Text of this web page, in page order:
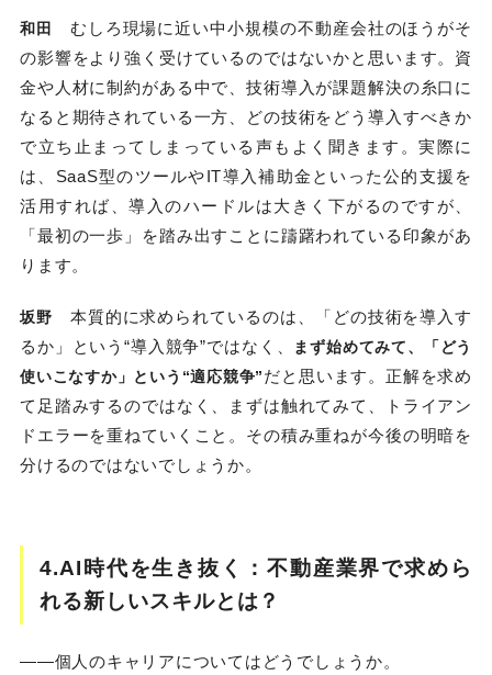
和田
むしろ現場に近い中小規模の不動産会社のほうがそ
の影響をより強く受けているのではないかと思います。資
金や人材に制約がある中で、技術導入が課題解決の糸口に
なると期待されている一方、どの技術をどう導入すべきか
で立ち止まってしまっている声もよく聞きます。実際に
は、SaaS型のツールやIT導入補助金といった公的支援を
活用すれば、導入のハードルは大きく下がるのですが、
「最初の一歩」を踏み出すことに躊躇われている印象があ
ります。
坂野 本質的に求められているのは、「どの技術を導入す
るか」という“導入競争”ではなく、
まず始めてみて、「どう
使いこなすか」という“適応競争”だと思います。正解を求め
て足踏みするのではなく、まずは触れてみて、トライアン
ドエラーを重ねていくこと。その積み重ねが今後の明暗を
分けるのではないでしょうか。
4.AI時代を生き抜く：不動産業界で求めら
れる新しいスキルとは？
――個人のキャリアについてはどうでしょうか。